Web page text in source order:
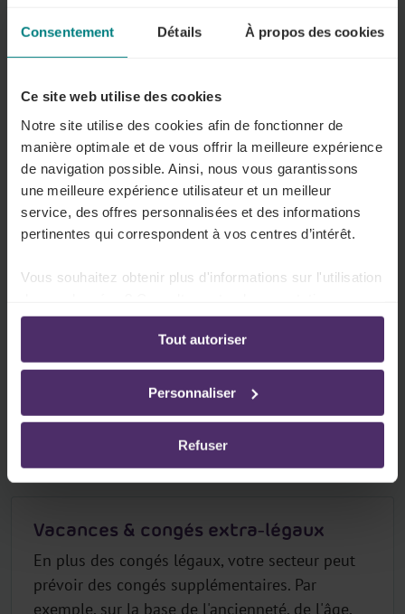
Consentement Détails À propos des cookies
Ce site web utilise des cookies
Notre site utilise des cookies afin de fonctionner de
manière optimale et de vous offrir la meilleure expérience
de navigation possible. Ainsi, nous vous garantissons
une meilleure expérience utilisateur et un meilleur
service, des offres personnalisées et des informations
pertinentes qui correspondent à vos centres d’intérêt.
Vous souhaitez obtenir plus d'informations sur l'utilisation
ligne:
Politique de confidentialité-Politique en matière
d’utilisation des cookies
Tout autoriser
Personnaliser
Refuser
Tout employeur doit contribuer au coût des
transports publics utilisés par les travailleurs
également imposer une indemnité pour le
transport privé ou l'utilisation du vélo.
Tout sur ce sujet
la durée quotidienne et hebdomadaire du
travail. Votre secteur peut prévoir des
dérogations, vous donnant plus ou moins de
Vacances & congés extra-légaux
En plus des congés légaux, votre secteur peut
prévoir des congés supplémentaires. Par
exemple, sur la base de l'ancienneté, de l'âge,